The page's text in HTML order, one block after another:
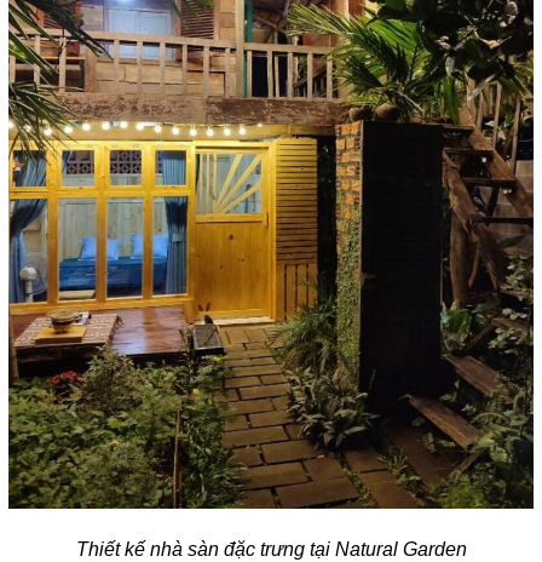
Thiết kế nhà sàn đặc trưng tại Natural Garden